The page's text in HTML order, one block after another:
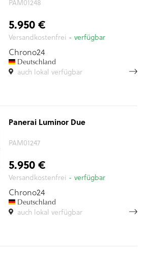
PAM01248
5.950 €
Versandkostenfrei - verfügbar
Chrono24
Deutschland
auch lokal verfügbar
Panerai Luminor Due
PAM01247
5.950 €
Versandkostenfrei - verfügbar
Chrono24
Deutschland
auch lokal verfügbar